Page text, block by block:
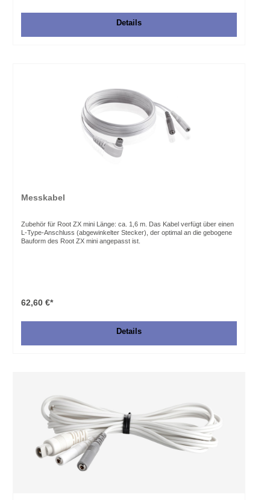
Details
Messkabel
Zubehör für Root ZX mini Länge: ca. 1,6 m. Das Kabel verfügt über einen
L‑Type‑Anschluss (abgewinkelter Stecker), der optimal an die gebogene
Bauform des Root ZX mini angepasst ist.
62,60 €*
Details